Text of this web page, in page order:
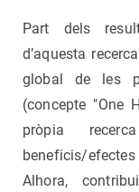
Part dels
d’aquesta
global de les
(concepte "One
pròpia
beneficis/
Alhora,